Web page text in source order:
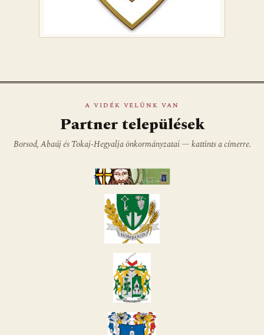
A VIDÉK VELÜNK VAN
Partner települések
Borsod, Abaúj és Tokaj-Hegyalja önkormányzatai — kattints a címerre.